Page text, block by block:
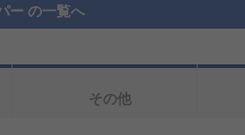
ー の一覧へ
その他